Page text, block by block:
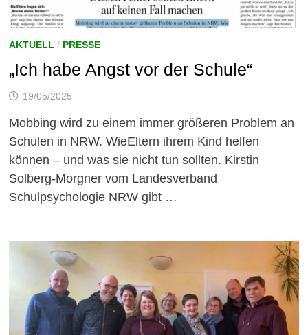
AKTUELL/ PRESSE
„Ich habe Angst vor der Schule“
19/05/2025
Mobbing wird zu einem immer größeren Problem an
Schulen in NRW. WieEltern ihrem Kind helfen
können – und was sie nicht tun sollten. Kirstin
Solberg-Morgner vom Landesverband
Schulpsychologie NRW gibt …